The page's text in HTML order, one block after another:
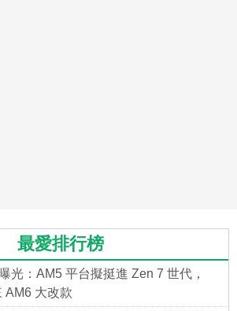
最愛排行榜
光：AM5 平台擬挺進 Zen 7 世代，
AM6 大改款